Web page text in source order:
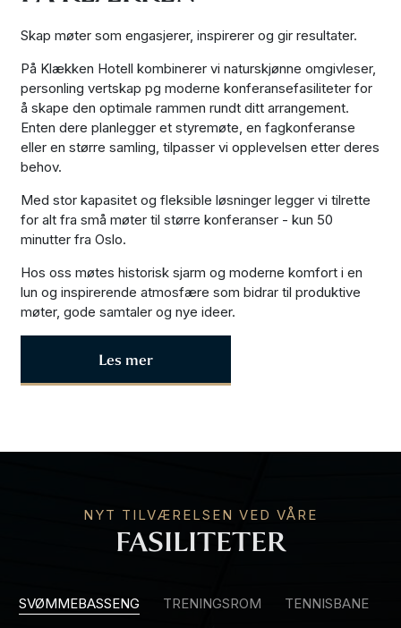
Skap møter som engasjerer, inspirerer og gir resultater.
På Klækken Hotell kombinerer vi naturskjønne omgivleser,
personling vertskap pg moderne konferansefasiliteter for
å skape den optimale rammen rundt ditt arrangement.
Enten dere planlegger et styremøte, en fagkonferanse
eller en større samling, tilpasser vi opplevelsen etter deres
behov.
Med stor kapasitet og fleksible løsninger legger vi tilrette
for alt fra små møter til større konferanser - kun 50
minutter fra Oslo.
Hos oss møtes historisk sjarm og moderne komfort i en
lun og inspirerende atmosfære som bidrar til produktive
møter, gode samtaler og nye ideer.
Les mer
NYT TILVÆRELSEN VED VÅRE
FASILITETER
SVØMMEBASSENG TRENINGSROM TENNISBANE